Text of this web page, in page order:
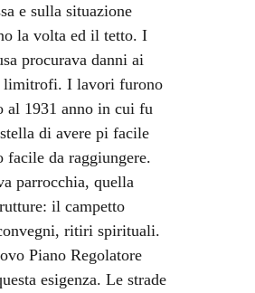
e sulla situazione
la volta ed il tetto. I
procurava danni ai
limitrofi. I lavori furono
al 1931 anno in cui fu
di avere pi facile
facile da raggiungere.
parrocchia, quella
il campetto
ritiri spirituali.
Piano Regolatore
esigenza. Le strade